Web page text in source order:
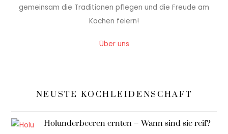
gemeinsam die Traditionen pflegen und die Freude am
Kochen feiern!
Über uns
NEUSTE KOCHLEIDENSCHAFT
Holunderbeeren ernten – Wann sind sie reif?